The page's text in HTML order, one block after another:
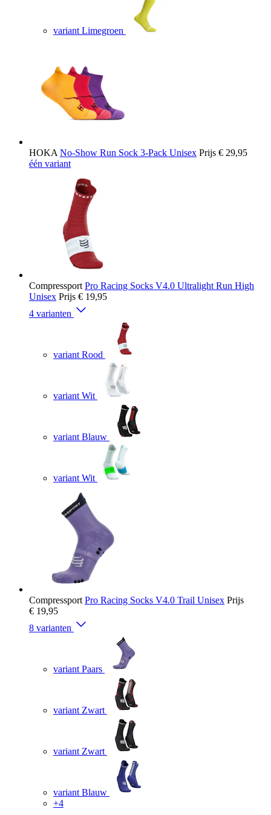
variant Limegroen
HOKA No-Show Run Sock 3-Pack Unisex Prijs € 29,95
één variant
Compressport Pro Racing Socks V4.0 Ultralight Run High
Unisex Prijs € 19,95
4 varianten
variant Rood
variant Wit
variant Blauw
variant Wit
Compressport Pro Racing Socks V4.0 Trail Unisex Prijs
€ 19,95
8 varianten
variant Paars
variant Zwart
variant Zwart
variant Blauw
+4